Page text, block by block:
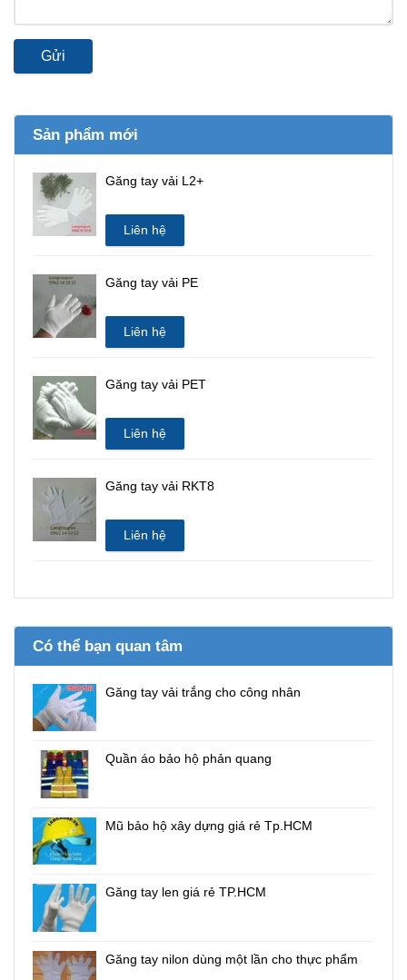
Gửi
Sản phẩm mới
Găng tay vải L2+
Liên hệ
Găng tay vải PE
Liên hệ
Găng tay vải PET
Liên hệ
Găng tay vải RKT8
Liên hệ
Có thể bạn quan tâm
Găng tay vải trắng cho công nhân
Quần áo bảo hộ phản quang
Mũ bảo hộ xây dựng giá rẻ Tp.HCM
Găng tay len giá rẻ TP.HCM
Găng tay nilon dùng một lần cho thực phẩm